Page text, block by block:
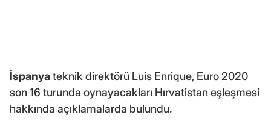
İspanya teknik direktörü Luis Enrique, Euro 2020
son 16 turunda oynayacakları Hırvatistan eşleşmesi
hakkında açıklamalarda bulundu.